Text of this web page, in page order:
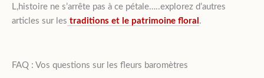
L,histoire ne s’arrête pas à ce pétale…..explorez d’autres
articles sur les traditions et le patrimoine floral .
FAQ : Vos questions sur les fleurs baromètres